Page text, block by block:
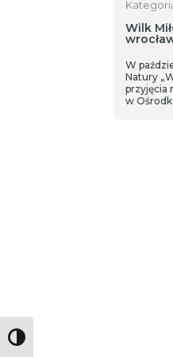
Toggle High Contrast
Wilk
W
Natury
przyjęcia
w